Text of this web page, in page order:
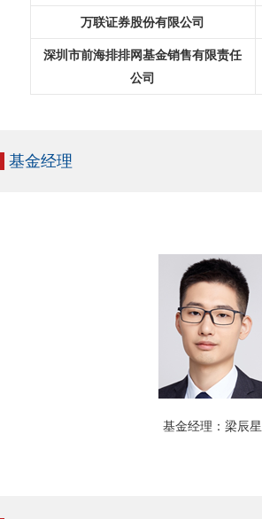
万联证券股份有限公司
深圳市前海排排网基金销售有限责任
公司
基金经理
基金经理：梁辰星